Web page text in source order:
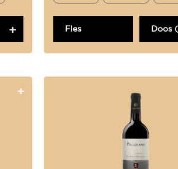
Fles Doos